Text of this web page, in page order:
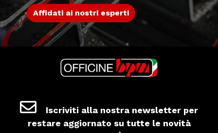
Affidati ai nostri esperti
Iscriviti alla nostra newsletter per
restare aggiornato su tutte le novità